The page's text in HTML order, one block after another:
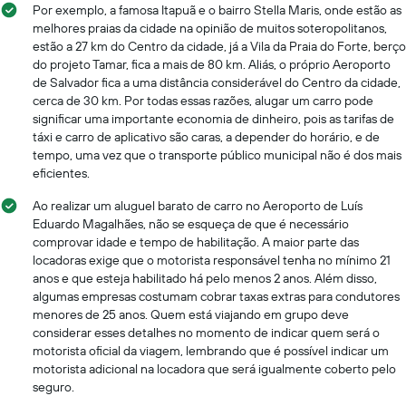
Por exemplo, a famosa Itapuã e o bairro Stella Maris, onde estão as
melhores praias da cidade na opinião de muitos soteropolitanos,
estão a 27 km do Centro da cidade, já a Vila da Praia do Forte, berço
do projeto Tamar, fica a mais de 80 km. Aliás, o próprio Aeroporto
de Salvador fica a uma distância considerável do Centro da cidade,
cerca de 30 km. Por todas essas razões, alugar um carro pode
significar uma importante economia de dinheiro, pois as tarifas de
táxi e carro de aplicativo são caras, a depender do horário, e de
tempo, uma vez que o transporte público municipal não é dos mais
eficientes.
Ao realizar um aluguel barato de carro no Aeroporto de Luís
Eduardo Magalhães, não se esqueça de que é necessário
comprovar idade e tempo de habilitação. A maior parte das
locadoras exige que o motorista responsável tenha no mínimo 21
anos e que esteja habilitado há pelo menos 2 anos. Além disso,
algumas empresas costumam cobrar taxas extras para condutores
menores de 25 anos. Quem está viajando em grupo deve
considerar esses detalhes no momento de indicar quem será o
motorista oficial da viagem, lembrando que é possível indicar um
motorista adicional na locadora que será igualmente coberto pelo
seguro.